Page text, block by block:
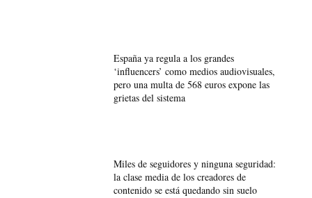
España ya regula a los grandes
‘influencers’ como medios audiovisuales,
pero una multa de 568 euros expone las
grietas del sistema
Miles de seguidores y ninguna seguridad:
la clase media de los creadores de
contenido se está quedando sin suelo